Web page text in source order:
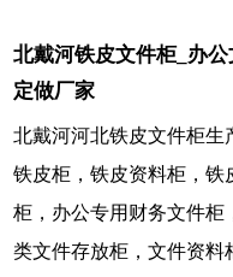
北戴河铁皮文件柜_办
定做厂家
北戴河河北铁皮文件柜生
铁皮柜，铁皮资料柜，铁
柜，办公专用财务文件柜
类文件存放柜，文件资料